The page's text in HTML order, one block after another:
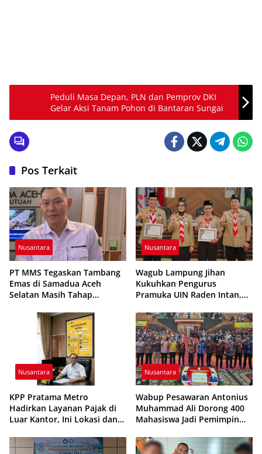
Peduli Masa Depan, PLN dan Pemprov DKI
Gelar Aksi Tanam Pohon di Bantaran Sungai
Pos Terkait
Nusantara
PT MMS Tegaskan Tambang
Emas di Samadua Aceh
Selatan Masih Tahap
Nusantara
Wagub Lampung Jihan
Kukuhkan Pengurus
Pramuka UIN Raden Intan,
Karakter Generasi Muda
Nusantara
KPP Pratama Metro
Hadirkan Layanan Pajak di
Luar Kantor, Ini Lokasi dan
Nusantara
Wabup Pesawaran Antonius
Muhammad Ali Dorong 400
Mahasiswa Jadi Pemimpin